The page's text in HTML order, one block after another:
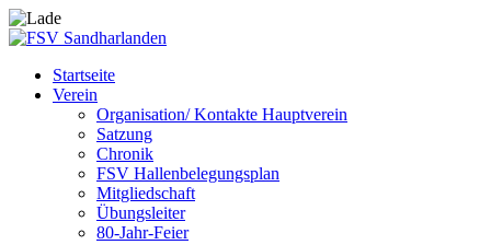
Startseite
Verein
Organisation/ Kontakte Hauptverein
Satzung
Chronik
FSV Hallenbelegungsplan
Mitgliedschaft
Übungsleiter
80-Jahr-Feier